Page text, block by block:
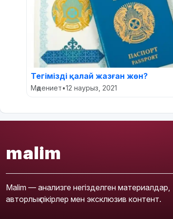
Тегімізді қалай жазған жөн?
Мәдениет•12 наурыз, 2021
malim
Malim — анализге негізделген материалдар,
авторлық пікірлер мен эксклюзив контент.